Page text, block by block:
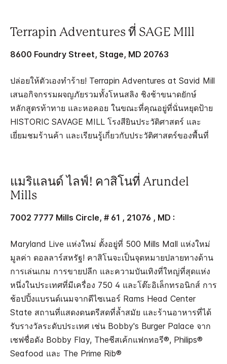
Terrapin Adventures ที่ SAGE MIll
8600 Foundry Street, Stage, MD 20763
ปล่อยให้ตัวเองทำร้าย! Terrapin Adventures at Savid Mill
เสนอกิจกรรมผจญภัยรวมทั้งโหนสลิง ชิงช้าขนาดยักษ์
หลักสูตรท้าทาย และหอคอย ในขณะที่คุณอยู่ที่นั่นหยุดป้าย
HISTORIC SAVAGE MILL โรงสียินประวัติศาสตร์ และ
เยี่ยมชมร้านค้า และเรียนรู้เกี่ยวกับประวัติศาสตร์ของพื้นที่
แมริแลนด์ ไลฟ์! คาสิโนที่ Arundel
Mills
7002 7777 Mills Circle, # 61 , 21076 , MD :
Maryland Live แห่งใหม่ ตั้งอยู่ที่ 500 Mills Mall แห่งใหม่
มูลค่า ดอลลาร์สหรัฐ! คาสิโนจะเป็นจุดหมายปลายทางด้าน
การเล่นเกม การขายปลีก และความบันเทิงที่ใหญ่ที่สุดแห่ง
หนึ่งในประเทศที่มีเครื่อง 750 4 และโต๊ะอิเล็กทรอนิกส์ การ
ช้อปปิ้งแบรนด์เนมจากดีไซเนอร์ Rams Head Center
State สถานที่แสดงดนตรีสดที่ล้ำสมัย และร้านอาหารที่ได้
รับรางวัลระดับประเทศ เช่น Bobby's Burger Palace จาก
เชฟชื่อดัง Bobby Flay, Theชีสเค้กแฟกทอรี®, Philips®
Seafood และ The Prime Rib®